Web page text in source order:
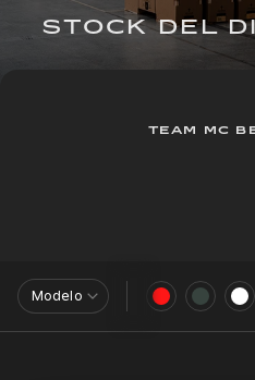
STOCK DEL
TEAM MC
Modelo